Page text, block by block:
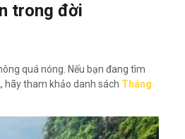
trong đời
quá nóng. Nếu bạn đang tìm
hãy tham khảo danh sách Tháng